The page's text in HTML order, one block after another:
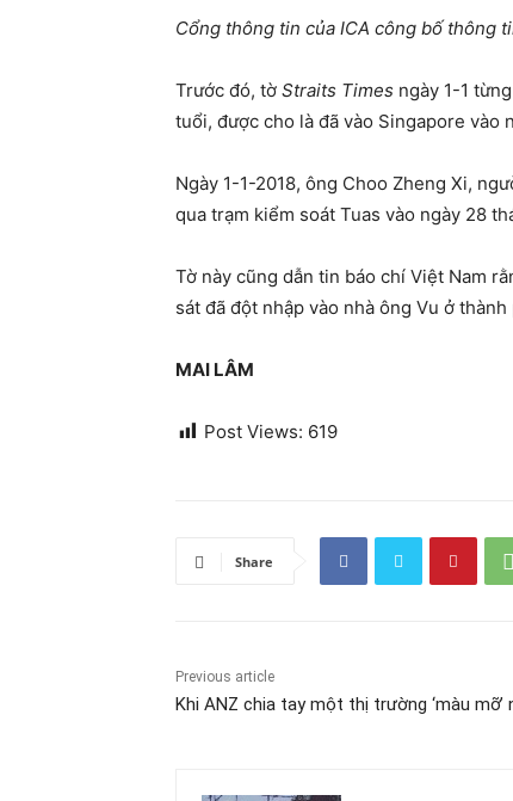
Cổng thông tin của ICA công bố thông
Trước đó, tờ Straits Times ngày 1-1
tuổi, được cho là đã vào Singapore vào
Ngày 1-1-2018, ông Choo Zheng Xi,
qua trạm kiểm soát Tuas vào ngày 28
Tờ này cũng dẫn tin báo chí Việt Nam
sát đã đột nhập vào nhà ông Vu ở
MAI LÂM
Post Views: 619
Share
Previous article
Khi ANZ chia tay một thị trường ‘màu mỡ’